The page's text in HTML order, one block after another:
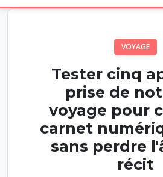
VOYAGE
Tester cinq
prise de
voyage pour
carnet
sans perdre
récit